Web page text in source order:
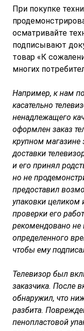
При покупке
осматривайте
подписывают
товар «К
многих
Например, к нам
касательно
ненадлежащего
оформлен заказ
крупном магазине
доставки
и его принял
но не
предоставил
упаковки целиком
проверки его
рекомендовано не
определенного
чтобы ему
Телевизор был
заказчика. После
обнаружил, что
разбита.
пенопластовой